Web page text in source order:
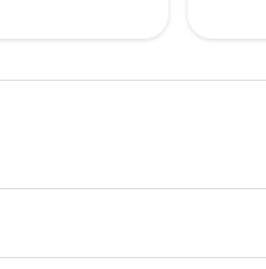
PNK–USM: cmp-view-offers-
PNK–USM: cmp-view-
PNK–USM: cmp-
PNK–USM:
PNK–USM: